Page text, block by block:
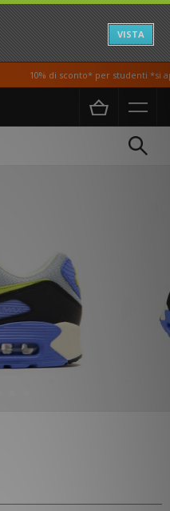
VISTA
10% di sconto* per studenti *si